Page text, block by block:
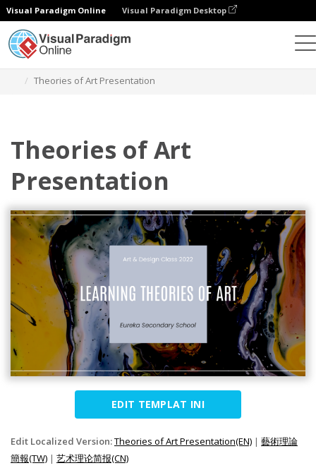
Visual Paradigm Online Visual Paradigm Desktop
Theories of Art Presentation
Theories of Art
Presentation
EDIT TEMPLAT INI
Edit Localized Version:Theories of Art Presentation(EN) | 藝術理論
簡報(TW) | 艺术理论简报(CN)